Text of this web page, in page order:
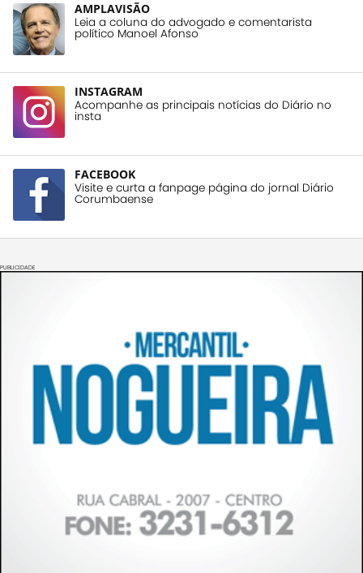
AMPLAVISÃO
Leia a coluna do advogado e comentarista
político Manoel Afonso
INSTAGRAM
Acompanhe as principais notícias do Diário no
insta
FACEBOOK
Visite e curta a fanpage página do jornal Diário
Corumbaense
PUBLICIDADE